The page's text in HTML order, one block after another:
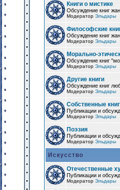
Книги о мистике
Обсуждение книг
Модератор Эльдары
Философские
Обсуждение книг
Модератор Эльдары
Морально-
Обсуждение книг
Модератор Эльдары
Другие книги
Обсуждение книг
Модератор Эльдары
Собственные
Публикации и
Модератор Эльдары
Поэзия
Публикации и
Модератор Эльдары
Искусство
Отечественные
Публикации и
Модератор Эльдары